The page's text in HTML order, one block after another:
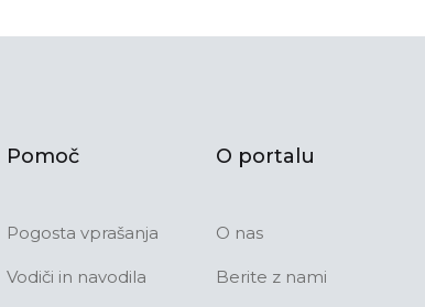
Pomoč
Pogosta vprašanja
Vodiči in navodila
O portalu
O nas
Berite z nami